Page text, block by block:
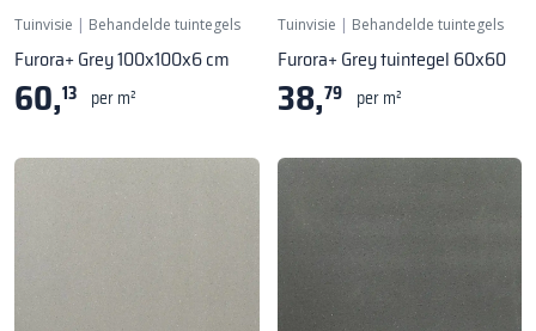
Tuinvisie | Behandelde tuintegels
Furora+ Grey 100x100x6 cm
60,13 per m²
Tuinvisie | Behandelde tuintegels
Furora+ Grey tuintegel 60x60
38,79 per m²